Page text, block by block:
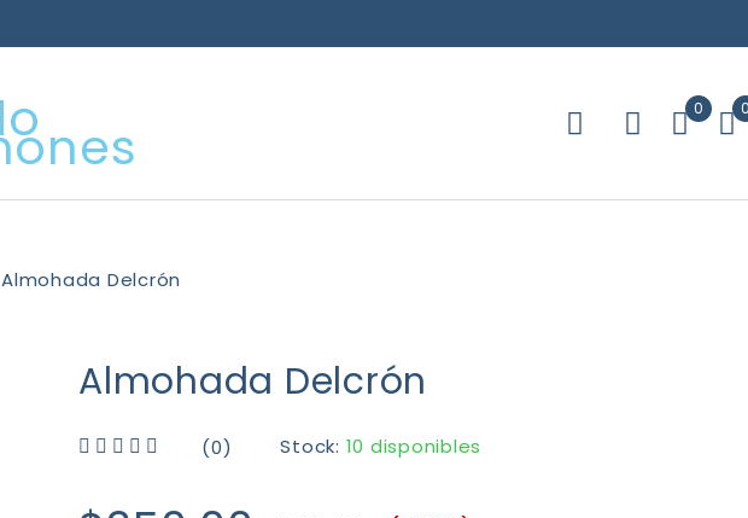
0
Almohada Delcrón
Almohada Delcrón
(0) Stock: 10 disponibles